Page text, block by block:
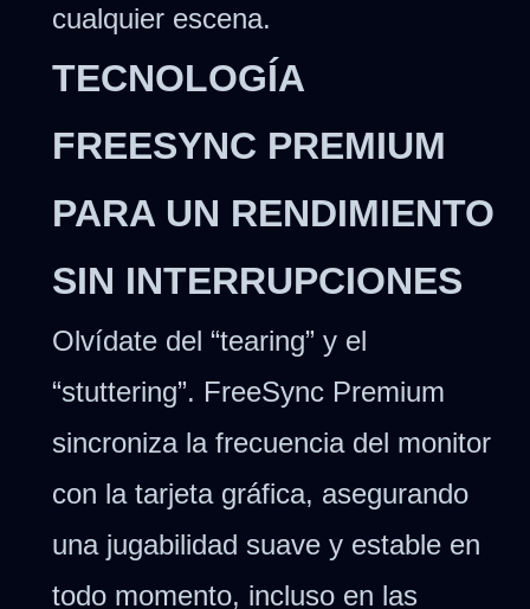
cualquier escena.
TECNOLOGÍA
FREESYNC PREMIUM
PARA UN RENDIMIENTO
SIN INTERRUPCIONES
Olvídate del “tearing” y el
“stuttering”. FreeSync Premium
sincroniza la frecuencia del monitor
con la tarjeta gráfica, asegurando
una jugabilidad suave y estable en
todo momento, incluso en las